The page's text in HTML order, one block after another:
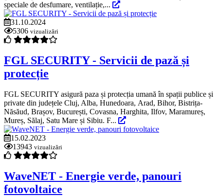
speciale de desfumare, ventilație,...
31.10.2024
5306 vizualizări
FGL SECURITY - Servicii de pază și
protecție
FGL SECURITY asigură paza și protecția umană în spații publice și
private din județele Cluj, Alba, Hunedoara, Arad, Bihor, Bistrița-
Năsăud, Brașov, București, Covasna, Harghita, Ilfov, Maramureș,
Mureș, Sălaj, Satu Mare și Sibiu. F...
15.02.2023
13943 vizualizări
WaveNET - Energie verde, panouri
fotovoltaice